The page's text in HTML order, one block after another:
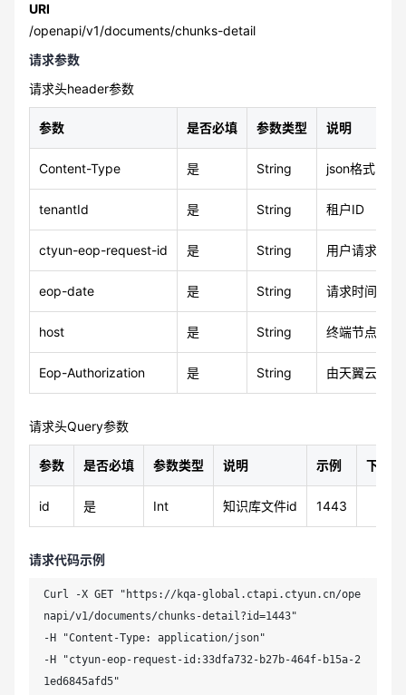
URI
/openapi/v1/documents/chunks-detail
请求参数
请求头header参数
参数 是否必填 参数类型 说明
Content-Type 是 String json格式
tenantId 是 String 租户ID
ctyun-eop-request-id 是 String 用户请求 id
eop-date 是 String 请求时间，
host 是 String 终端节点域
Eop-Authorization 是 String 由天翼云官
请求头Query参数
参数 是否必填 参数类型 说明 示例 下级
id 是 Int 知识库文件id 1443
请求代码示例
Curl -X GET "https://kqa-global.ctapi.ctyun.cn/ope
napi/v1/documents/chunks-detail?id=1443"
-H "Content-Type: application/json"
-H "ctyun-eop-request-id:33dfa732-b27b-464f-b15a-2
1ed6845afd5"